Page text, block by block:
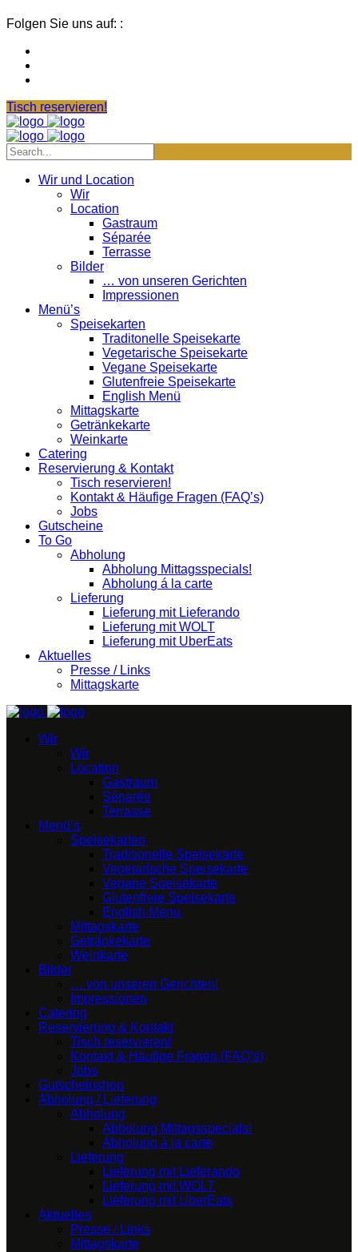
Folgen Sie uns auf: :
Tisch reservieren!
Wir und Location
Wir
Location
Gastraum
Séparée
Terrasse
Bilder
… von unseren Gerichten
Impressionen
Menü’s
Speisekarten
Traditonelle Speisekarte
Vegetarische Speisekarte
Vegane Speisekarte
Glutenfreie Speisekarte
English Menü
Mittagskarte
Getränkekarte
Weinkarte
Catering
Reservierung & Kontakt
Tisch reservieren!
Kontakt & Häufige Fragen (FAQ’s)
Jobs
Gutscheine
To Go
Abholung
Abholung Mittagsspecials!
Abholung á la carte
Lieferung
Lieferung mit Lieferando
Lieferung mit WOLT
Lieferung mit UberEats
Aktuelles
Presse / Links
Mittagskarte
Wir
Wir
Location
Gastraum
Séparée
Terrasse
Menü’s
Speisekarten
Traditionelle Speisekarte
Vegetarische Speisekarte
Vegane Speisekarte
Glutenfreie Speisekarte
English Menu
Mittagskarte
Getränkekarte
Weinkarte
Bilder
… von unseren Gerichten!
Impressionen
Catering
Reservierung & Kontakt
Tisch reservieren!
Kontakt & Häufige Fragen (FAQ’s)
Jobs
Gutscheinshop
Abholung / Lieferung
Abholung
Abholung Mittagsspecials!
Abholung á la carte
Lieferung
Lieferung mit Lieferando
Lieferung mit WOLT
Lieferung mit UberEats
Aktuelles
Presse / Links
Mittagskarte